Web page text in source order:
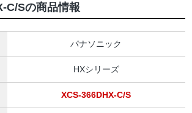
C/Sの商品情報
パナソニック
HXシリーズ
XCS-366DHX-C/S